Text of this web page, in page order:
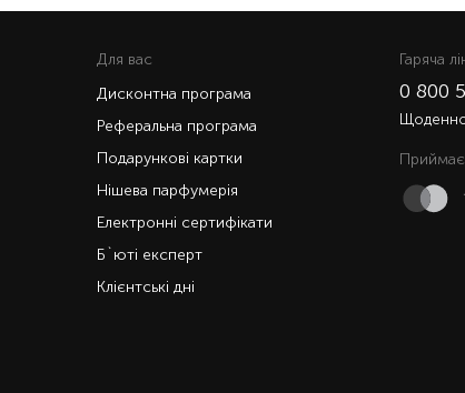
Для вас
Дисконтна програма
Реферальна програма
Подарункові картки
Нішева парфумерія
Електронні сертифікати
Б`юті експерт
Клієнтські дні
Гаряча
0 800
Щоденно